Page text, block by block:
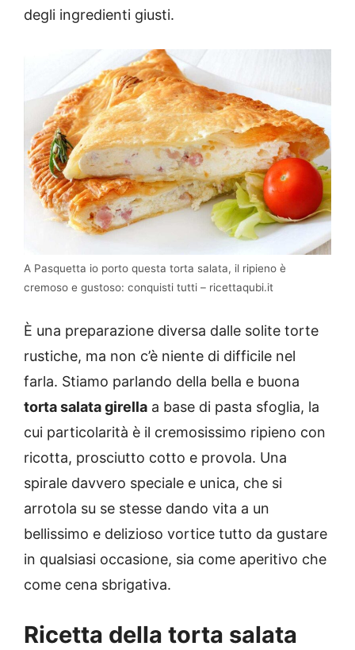
degli ingredienti giusti.
A Pasquetta io porto questa torta salata, il ripieno è
cremoso e gustoso: conquisti tutti – ricettaqubi.it
È una preparazione diversa dalle solite torte
rustiche, ma non c’è niente di difficile nel
farla. Stiamo parlando della bella e buona
torta salata girella a base di pasta sfoglia, la
cui particolarità è il cremosissimo ripieno con
ricotta, prosciutto cotto e provola. Una
spirale davvero speciale e unica, che si
arrotola su se stesse dando vita a un
bellissimo e delizioso vortice tutto da gustare
in qualsiasi occasione, sia come aperitivo che
come cena sbrigativa.
Ricetta della torta salata